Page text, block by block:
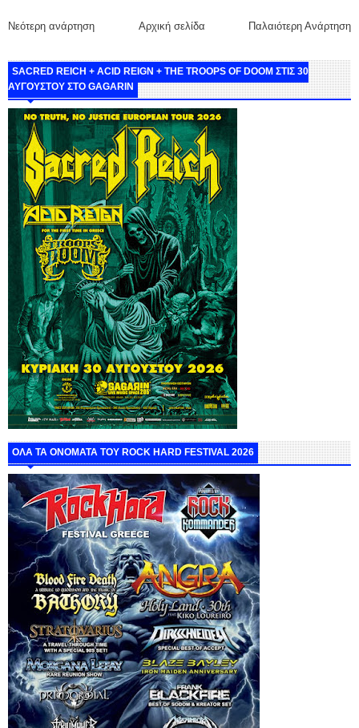
Νεότερη ανάρτηση Παλαιότερη Ανάρτηση
Αρχική σελίδα
SACRED REICH + ACID REIGN + THE TROOPS OF DOOM ΣΤΙΣ 30
ΑΥΓΟΥΣΤΟΥ ΣΤΟ GAGARIN
ΟΛΑ ΤΑ ΟΝΟΜΑΤΑ ΤΟΥ ROCK HARD FESTIVAL 2026